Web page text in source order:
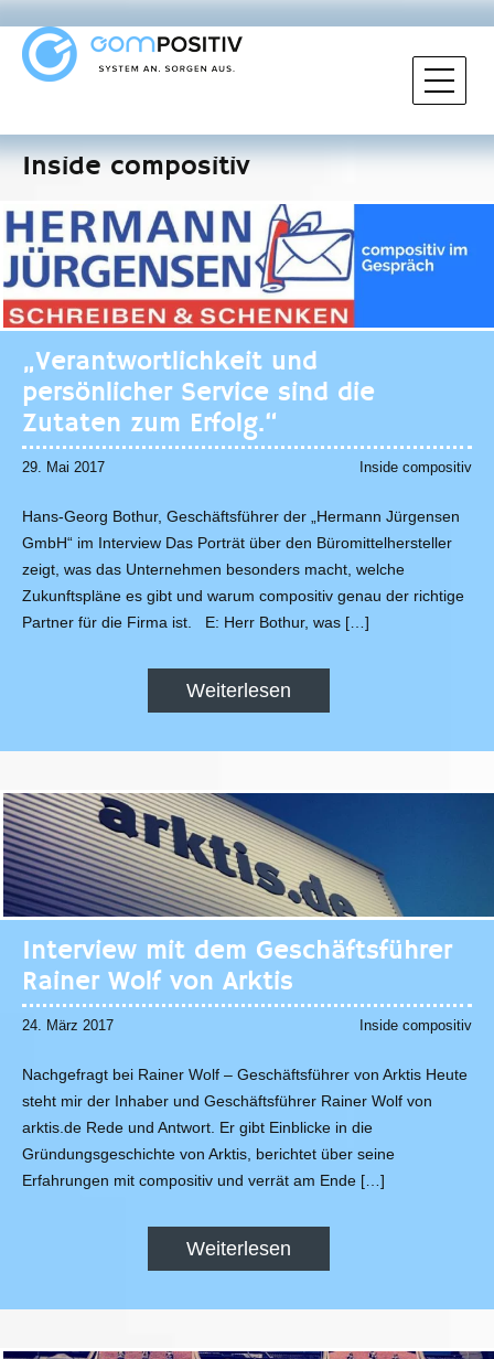
Inside compositiv
„Verantwortlichkeit und
persönlicher Service sind die
Zutaten zum Erfolg.“
29. Mai 2017 Inside compositiv
Hans-Georg Bothur, Geschäftsführer der „Hermann Jürgensen
GmbH“ im Interview Das Porträt über den Büromittelhersteller
zeigt, was das Unternehmen besonders macht, welche
Zukunftspläne es gibt und warum compositiv genau der richtige
Partner für die Firma ist. E: Herr Bothur, was […]
Weiterlesen
Interview mit dem Geschäftsführer
Rainer Wolf von Arktis
24. März 2017 Inside compositiv
Nachgefragt bei Rainer Wolf – Geschäftsführer von Arktis Heute
steht mir der Inhaber und Geschäftsführer Rainer Wolf von
arktis.de Rede und Antwort. Er gibt Einblicke in die
Gründungsgeschichte von Arktis, berichtet über seine
Erfahrungen mit compositiv und verrät am Ende […]
Weiterlesen